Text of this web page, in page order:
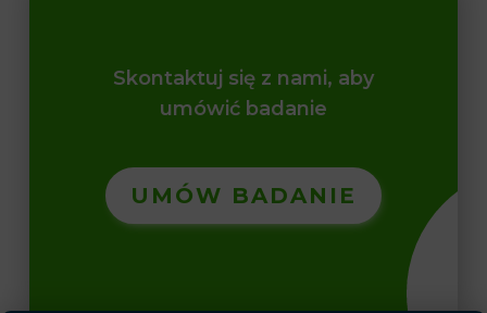
Skontaktuj się z nami, aby
umówić badanie
UMÓW BADANIE